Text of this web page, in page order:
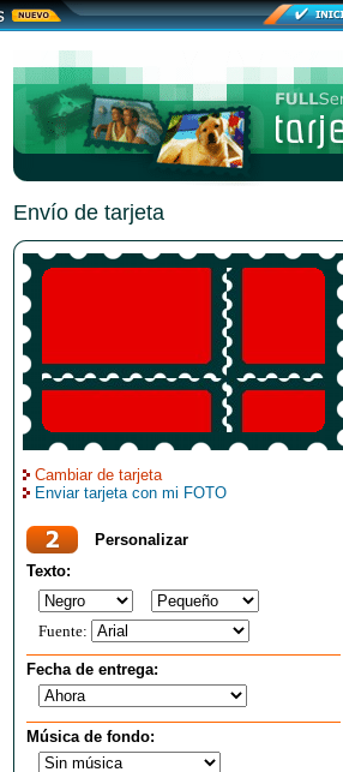
Envío de tarjeta
Cambiar de tarjeta
Enviar tarjeta con mi FOTO
Personalizar
Texto:
Fuente:
Fecha de entrega:
Música de fondo: